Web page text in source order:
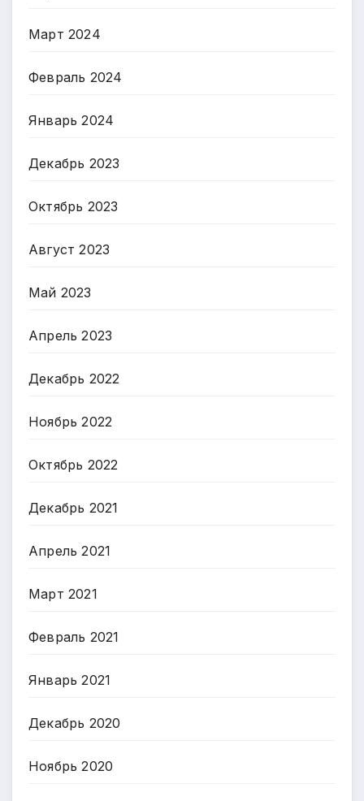
Март 2024
Февраль 2024
Январь 2024
Декабрь 2023
Октябрь 2023
Август 2023
Май 2023
Апрель 2023
Декабрь 2022
Ноябрь 2022
Октябрь 2022
Декабрь 2021
Апрель 2021
Март 2021
Февраль 2021
Январь 2021
Декабрь 2020
Ноябрь 2020